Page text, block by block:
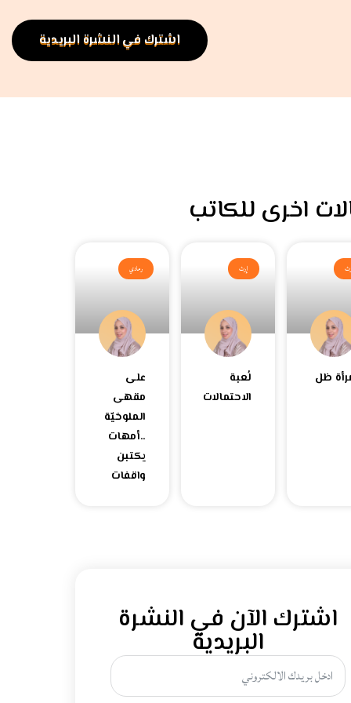
اشترك في النشرة البريدية
اخرى للكاتب
ظل
إرث
لُعبة
الاحتمالات
رمادي
على
مقهى
الملوخيّة
..أمهات
يكتبن
واقفات
اشترك الآن في النشرة
البريدية